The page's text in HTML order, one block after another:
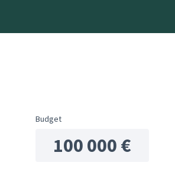
Budget
100 000 €